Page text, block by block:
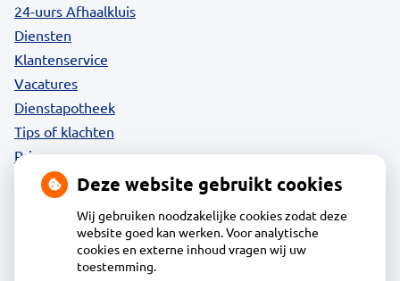
24-uurs Afhaalkluis
Diensten
Klantenservice
Vacatures
Dienstapotheek
Tips of klachten
Privacy
Deze website gebruikt cookies
Wij gebruiken noodzakelijke cookies zodat deze
website goed kan werken. Voor analytische
cookies en externe inhoud vragen wij uw
toestemming.